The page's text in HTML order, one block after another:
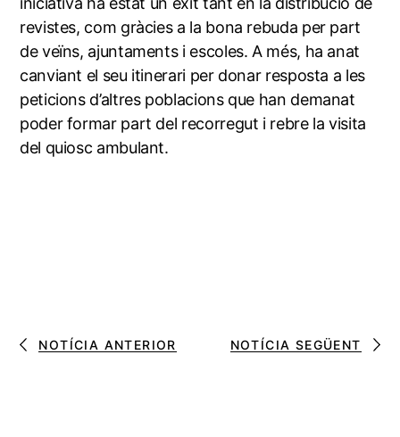
revistes, com gràcies a la bona rebuda per part
de veïns, ajuntaments i escoles. A més, ha anat
canviant el seu itinerari per donar resposta a les
peticions d’altres poblacions que han demanat
poder formar part del recorregut i rebre la visita
del quiosc ambulant.
NOTÍCIA ANTERIOR NOTÍCIA SEGÜENT